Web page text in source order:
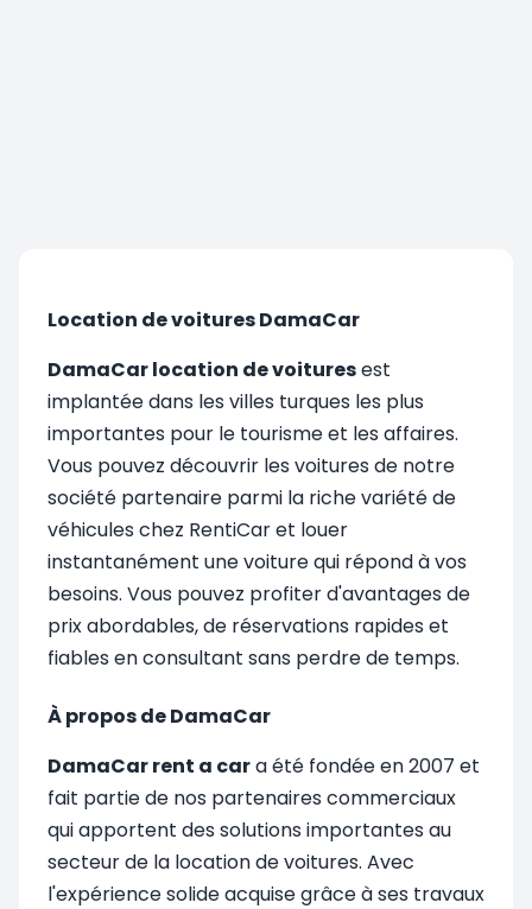
Location de voitures DamaCar
DamaCar location de voituresest
implantée dans les villes turques les plus
importantes pour le tourisme et les affaires.
Vous pouvez découvrir les voitures de notre
société partenaire parmi la riche variété de
véhicules chez RentiCar et louer
instantanément une voiture qui répond à vos
besoins. Vous pouvez profiter d'avantages de
prix abordables, de réservations rapides et
fiables en consultant sans perdre de temps.
À propos de DamaCar
DamaCar rent a cara été fondée en 2007 et
fait partie de nos partenaires commerciaux
qui apportent des solutions importantes au
secteur de la location de voitures. Avec
l'expérience solide acquise grâce à ses travaux